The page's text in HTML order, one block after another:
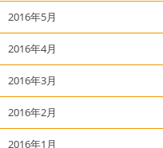
2016年5月
2016年4月
2016年3月
2016年2月
2016年1月